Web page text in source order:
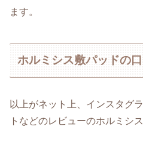
ます。
ホルミシス敷パッドの
以上がネット上、インスタグ
トなどのレビューのホルミシ